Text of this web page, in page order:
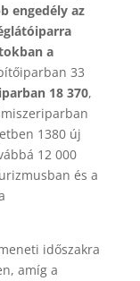
engedély az
a
33
18 370,
1380 új
12 000
és a
időszakra
amíg a